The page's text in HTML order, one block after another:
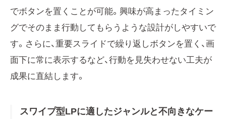
でボタンを置くことが可能。興味が高まったタイミン
グでそのまま行動してもらうような設計がしやすいで
す。さらに、重要スライドで繰り返しボタンを置く、画
面下に常に表示するなど、行動を見失わせない工夫が
成果に直結します。
スワイプ型LPに適したジャンルと不向きなケー